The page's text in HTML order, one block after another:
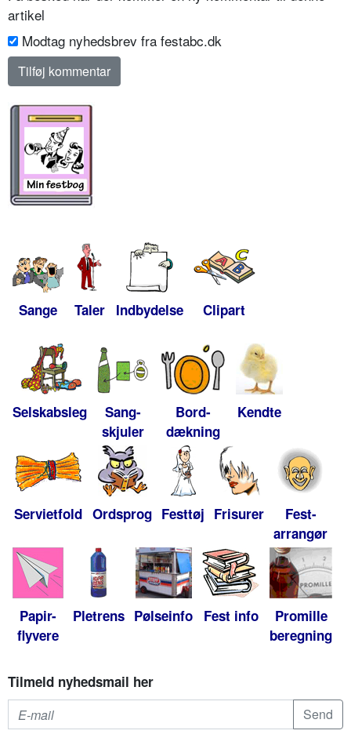
artikel
Modtag nyhedsbrev fra festabc.dk
Sange Taler Indbydelse Clipart
Selskabsleg
Sang-
skjuler
Bord-
dækning
Kendte
Servietfold Ordsprog Festtøj Frisurer
Fest-
arrangør
Papir-
flyvere
Pletrens Pølseinfo Fest info
Promille
beregning
Tilmeld nyhedsmail her